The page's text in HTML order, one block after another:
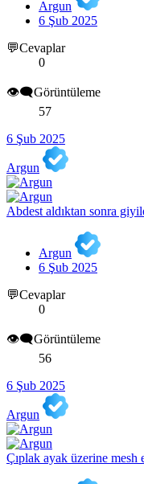
Argun
6 Şub 2025
💬Cevaplar
0
👁️‍🗨️Görüntüleme
57
6 Şub 2025
Argun
Abdest aldıktan sonra
Argun
6 Şub 2025
💬Cevaplar
0
👁️‍🗨️Görüntüleme
56
6 Şub 2025
Argun
Çıplak ayak üzerine mesh